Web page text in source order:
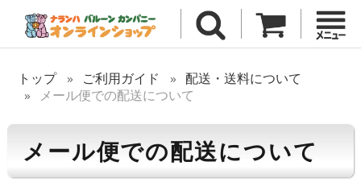
トップ ご利用ガイド
配送・送料について
メール便での配送について
メール便での配送について